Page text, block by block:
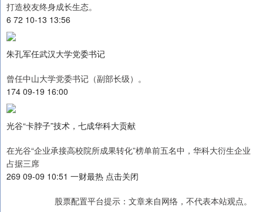
打造校友终身成长生态。
6 72 10-13 13:56
朱孔军任武汉大学党委书记
曾任中山大学党委书记（副部长级）。
174 09-19 16:00
光谷“卡脖子”技术，七成华科大贡献
在光谷“企业承接高校院所成果转化”榜单前五名中，华科大衍生企业
占据三席
269 09-09 10:51 一财最热 点击关闭
股票配置平台提示：文章来自网络，不代表本站观点。